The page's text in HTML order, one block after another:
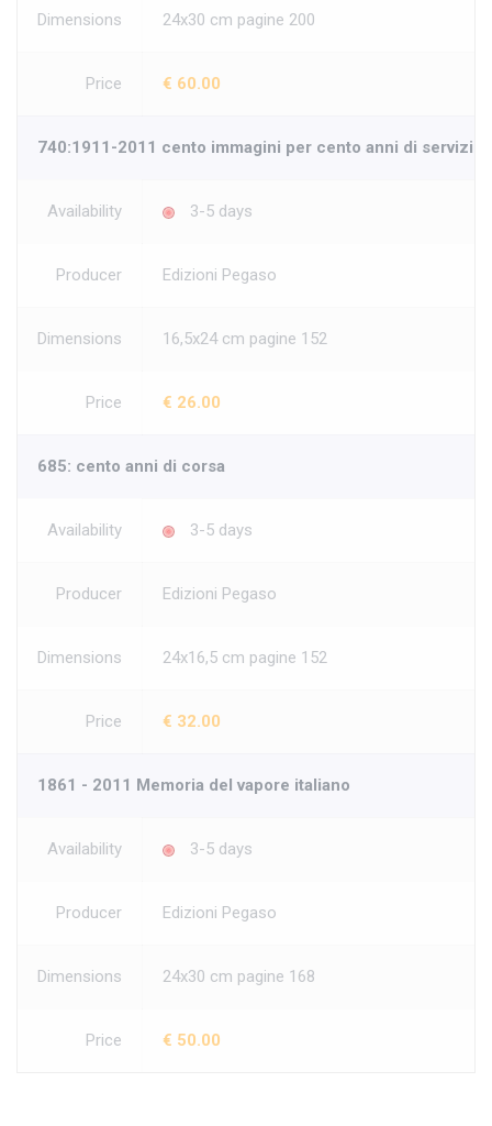
Dimensions 24x30 cm pagine 200
Price € 60.00
740:1911-2011 cento immagini per cento anni di servizio
Availability 3-5 days
Producer Edizioni Pegaso
Dimensions 16,5x24 cm pagine 152
Price € 26.00
685: cento anni di corsa
Availability 3-5 days
Producer Edizioni Pegaso
Dimensions 24x16,5 cm pagine 152
Price € 32.00
1861 - 2011 Memoria del vapore italiano
Availability 3-5 days
Producer Edizioni Pegaso
Dimensions 24x30 cm pagine 168
Price € 50.00